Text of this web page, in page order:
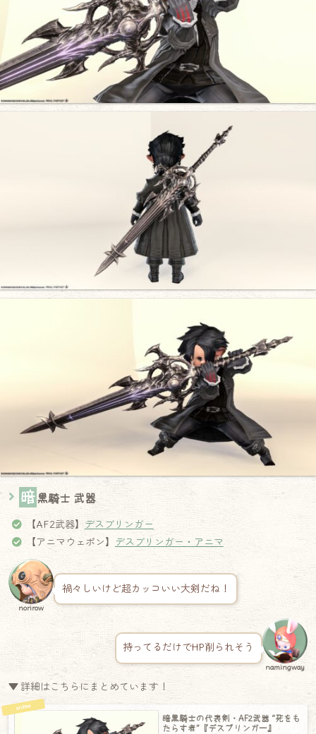
暗黒騎士 武器
【AF2武器】 デスブリンガー
【アニマウェポン】
デスブリンガー・アニマ
norirow
禍々しいけど超カッコいい大剣だね！
持ってるだけでHP削られそう
namingway
▼ 詳細はこちらにまとめています！
暗黒騎士の代表剣・AF2武器 “死をも
たらす者”『デスブリンガー』